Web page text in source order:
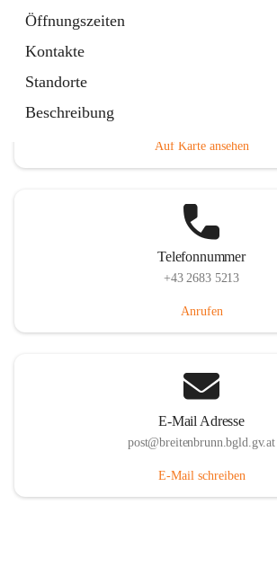
Öffnungszeiten
Kontakte
Standorte
Beschreibung
Auf Karte ansehen
Telefonnummer
+43 2683 5213
Anrufen
E-Mail Adresse
post@breitenbrunn.bgld.gv.at
E-Mail schreiben